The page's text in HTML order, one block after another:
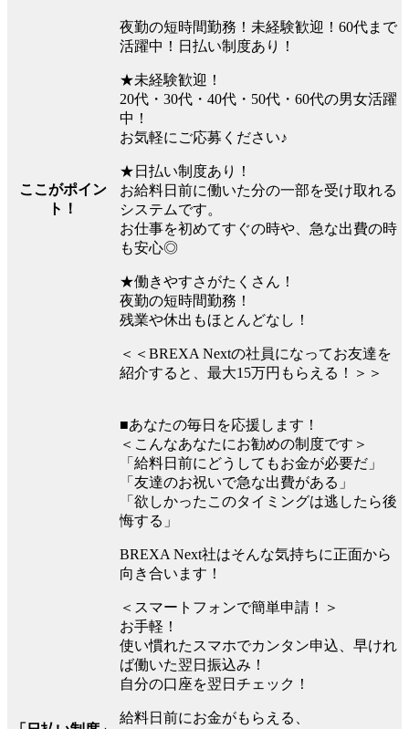
ここがポイン
ト！
夜勤の短時間勤務！未経験歓迎！60代まで
活躍中！日払い制度あり！
★未経験歓迎！
20代・30代・40代・50代・60代の男女活躍
中！
お気軽にご応募ください♪
★日払い制度あり！
お給料日前に働いた分の一部を受け取れる
システムです。
お仕事を初めてすぐの時や、急な出費の時
も安心◎
★働きやすさがたくさん！
夜勤の短時間勤務！
残業や休出もほとんどなし！
＜＜BREXA Nextの社員になってお友達を
紹介すると、最大15万円もらえる！＞＞
■あなたの毎日を応援します！
＜こんなあなたにお勧めの制度です＞
「給料日前にどうしてもお金が必要だ」
「友達のお祝いで急な出費がある」
「欲しかったこのタイミングは逃したら後
悔する」
BREXA Next社はそんな気持ちに正面から
向き合います！
＜スマートフォンで簡単申請！＞
お手軽！
使い慣れたスマホでカンタン申込、早けれ
ば働いた翌日振込み！
自分の口座を翌日チェック！
給料日前にお金がもらえる、